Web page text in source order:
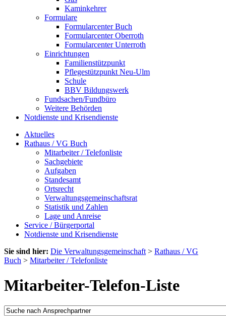
Kaminkehrer
Formulare
Formularcenter Buch
Formularcenter Oberroth
Formularcenter Unterroth
Einrichtungen
Familienstützpunkt
Pflegestützpunkt Neu-Ulm
Schule
BBV Bildungswerk
Fundsachen/Fundbüro
Weitere Behörden
Notdienste und Krisendienste
Aktuelles
Rathaus / VG Buch
Mitarbeiter / Telefonliste
Sachgebiete
Aufgaben
Standesamt
Ortsrecht
Verwaltungsgemeinschaftsrat
Statistik und Zahlen
Lage und Anreise
Service / Bürgerportal
Notdienste und Krisendienste
Sie sind hier: Die Verwaltungsgemeinschaft > Rathaus / VG
Buch > Mitarbeiter / Telefonliste
Mitarbeiter-Telefon-Liste